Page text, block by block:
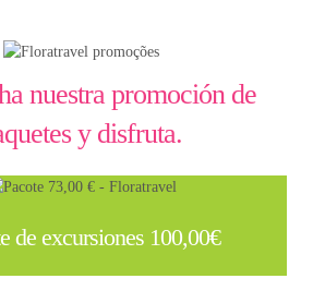
nuestra promoción de
y disfruta.
de excursiones 100,00€